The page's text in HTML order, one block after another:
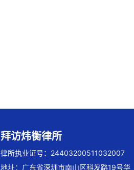
拜访炜衡律所
律所执业证号：24403200511032007
地址：广东省深圳市南山区科发路19号华